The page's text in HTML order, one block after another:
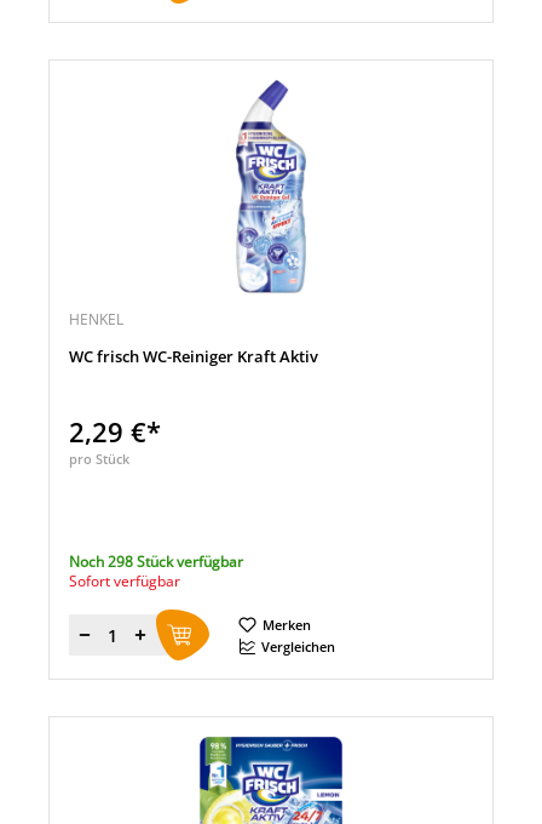
HENKEL
WC frisch WC-Reiniger Kraft Aktiv
2,29 €*
pro Stück
Noch 298 Stück verfügbar
Sofort verfügbar
Menge
Merken
Vergleichen